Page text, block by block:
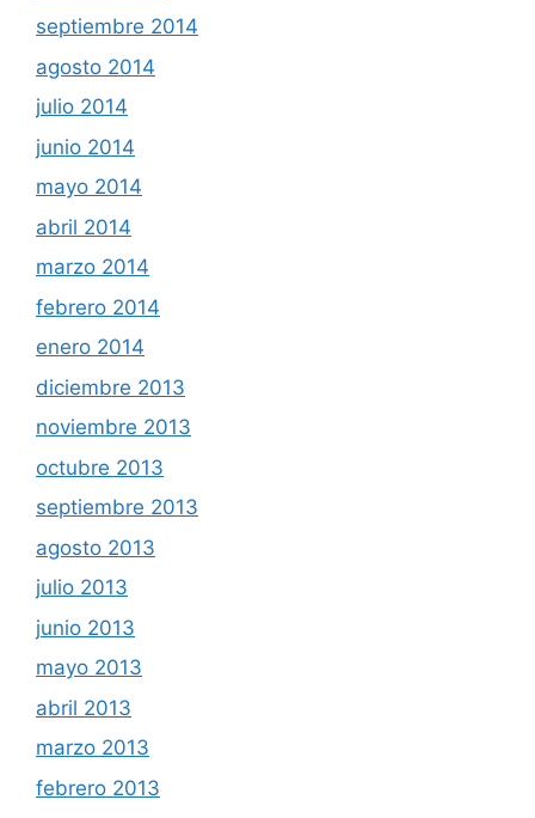
septiembre 2014
agosto 2014
julio 2014
junio 2014
mayo 2014
abril 2014
marzo 2014
febrero 2014
enero 2014
diciembre 2013
noviembre 2013
octubre 2013
septiembre 2013
agosto 2013
julio 2013
junio 2013
mayo 2013
abril 2013
marzo 2013
febrero 2013